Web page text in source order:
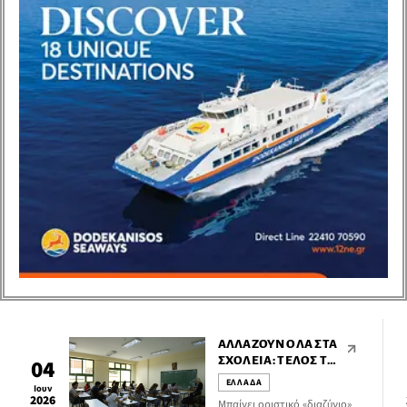
ανθρώπου με τον τόπο, τη
μνήμη και το τραύμα.
04
Ιουν
2026
ΑΛΛΆΖΟΥΝ ΌΛΑ ΣΤΑ
ΣΧΟΛΕΊΑ: ΤΈΛΟΣ ΤΟ
ΖΑΜΠΌΝ, ΟΙ
ΣΟΚΟΛΆΤΕΣ ΚΑΙ ΤΑ
ΕΛΛΑΔΑ